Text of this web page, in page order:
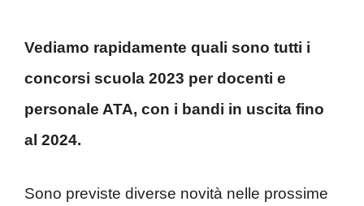
Vediamo rapidamente quali sono tutti i
concorsi scuola 2023 per docenti e
personale ATA, con i bandi in uscita fino
al 2024.
Sono previste diverse novità nelle prossime